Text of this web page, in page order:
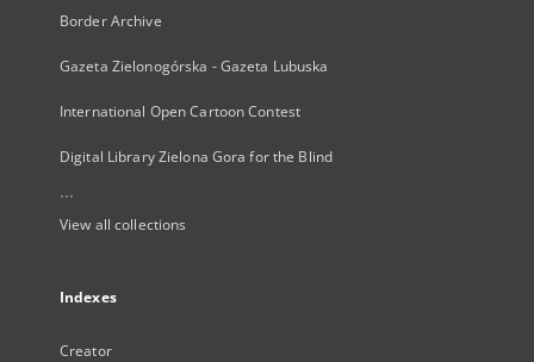
Border Archive
Gazeta Zielonogórska - Gazeta Lubuska
International Open Cartoon Contest
Digital Library Zielona Gora for the Blind
...
View all collections
Indexes
Creator